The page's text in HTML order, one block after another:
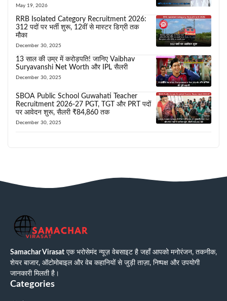
May 19, 2026
RRB Isolated Category Recruitment 2026:
312 पदों पर भर्ती शुरू, 12वीं से मास्टर डिग्री तक
मौका
December 30, 2025
13 साल की उम्र में करोड़पति! जानिए Vaibhav
Suryavanshi Net Worth और IPL सैलरी
December 30, 2025
SBOA Public School Guwahati Teacher
Recruitment 2026-27 PGT, TGT और PRT पदों
पर आवेदन शुरू, सैलरी ₹84,860 तक
December 30, 2025
Samachar Virasat एक भरोसेमंद न्यूज़ वेबसाइट है जहाँ आपको मनोरंजन, तकनीक,
शेयर बाजार, ऑटोमोबाइल और वेब कहानियों से जुड़ी ताज़ा, निष्पक्ष और उपयोगी
जानकारी मिलती है।
Categories